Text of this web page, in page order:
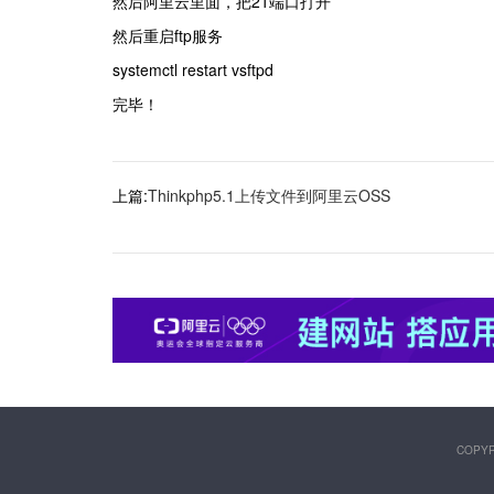
然后重启ftp服务
systemctl restart vsftpd
完毕！
上篇:Thinkphp5.1上传文件到阿里云OSS